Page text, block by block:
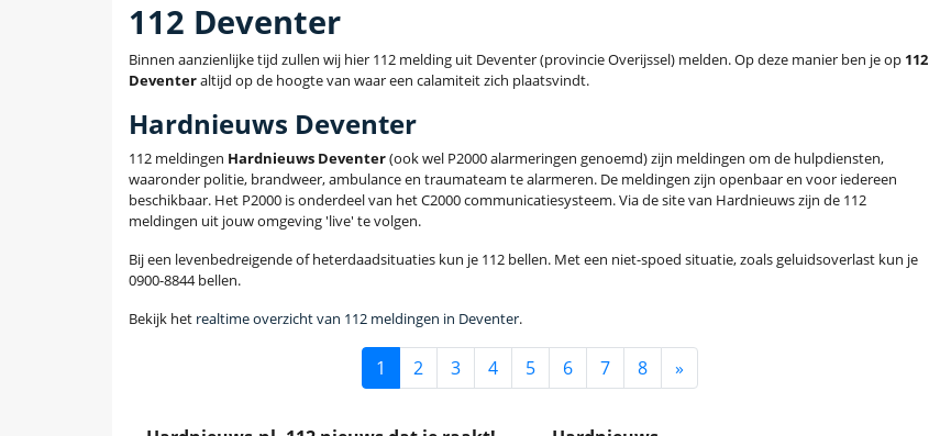
112 Deventer
Binnen aanzienlijke tijd zullen wij hier 112 melding uit Deventer (provincie Overijssel) melden. Op deze manier ben je op 112
Deventeraltijd op de hoogte van waar een calamiteit zich plaatsvindt.
Hardnieuws Deventer
112 meldingen Hardnieuws Deventer(ook wel P2000 alarmeringen genoemd) zijn meldingen om de hulpdiensten,
waaronder politie, brandweer, ambulance en traumateam te alarmeren. De meldingen zijn openbaar en voor iedereen
beschikbaar. Het P2000 is onderdeel van het C2000 communicatiesysteem. Via de site van Hardnieuws zijn de 112
meldingen uit jouw omgeving 'live' te volgen.
Bij een levenbedreigende of heterdaadsituaties kun je 112 bellen. Met een niet-spoed situatie, zoals geluidsoverlast kun je
0900-8844 bellen.
Bekijk het realtime overzicht van 112 meldingen in Deventer.
1 2 3 4 5 6 7 8 »